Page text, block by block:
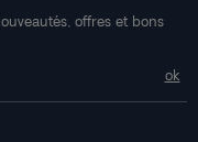
offres et bons